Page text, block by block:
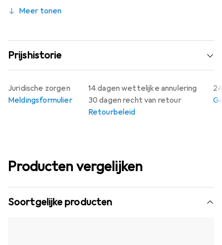
Meer tonen
Prijshistorie
14 dagen wettelijke annulering
30 dagen recht van retour
Retourbeleid
Juridische zorgen
Meldingsformulier
Producten vergelijken
Soortgelijke producten